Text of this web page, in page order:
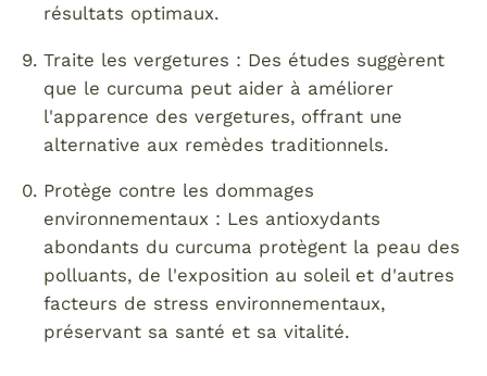
résultats optimaux.
Traite les vergetures : Des études suggèrent
que le curcuma peut aider à améliorer
l'apparence des vergetures, offrant une
alternative aux remèdes traditionnels.
Protège contre les dommages
environnementaux : Les antioxydants
abondants du curcuma protègent la peau des
polluants, de l'exposition au soleil et d'autres
facteurs de stress environnementaux,
préservant sa santé et sa vitalité.